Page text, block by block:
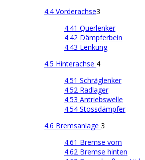
4.4 Vorderachse3
4.41 Querlenker
4.42 Dämpferbein
4.43 Lenkung
4.5 Hinterachse 4
4.51 Schräglenker
4.52 Radlager
4.53 Antriebswelle
4.54 Stossdämpfer
4.6 Bremsanlage 3
4.61 Bremse vorn
4.62 Bremse hinten